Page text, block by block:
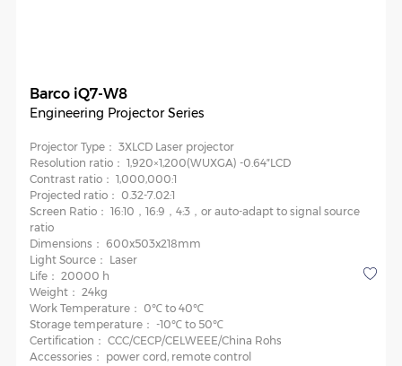
Barco iQ7-W8
Engineering Projector Series
Projector Type： 3XLCD Laser projector
Resolution ratio： 1,920×1,200(WUXGA) -0.64″LCD
Contrast ratio： 1,000,000:1
Projected ratio： 0.32-7.02:1
Screen Ratio： 16:10，16:9，4:3，or auto-adapt to signal source
ratio
Dimensions： 600x503x218mm
Light Source： Laser
Life： 20000 h
Weight： 24kg
Work Temperature： 0℃ to 40℃
Storage temperature： -10℃ to 50℃
Certification： CCC/CECP/CELWEEE/China Rohs
Accessories： power cord, remote control